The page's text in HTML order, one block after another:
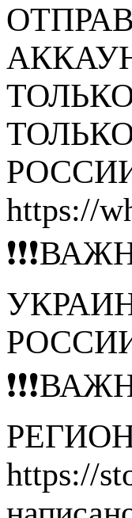
https://
https://